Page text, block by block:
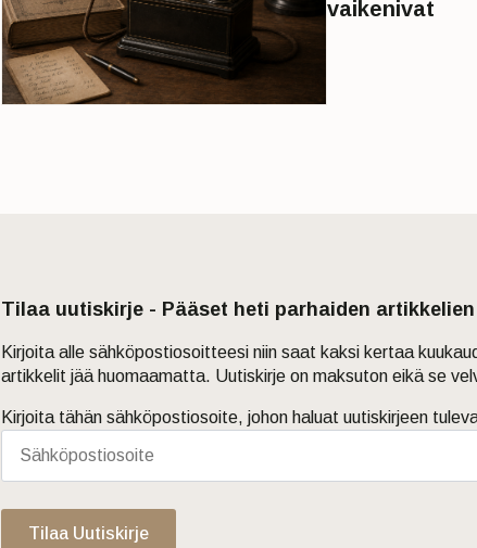
vaikenivat
Tilaa uutiskirje - Pääset heti parhaiden
Kirjoita alle sähköpostiosoitteesi niin saat kaksi kertaa
artikkelit jää huomaamatta. Uutiskirje on maksuton eikä se
Kirjoita tähän sähköpostiosoite, johon haluat uutiskirjeen
Tilaa Uutiskirje